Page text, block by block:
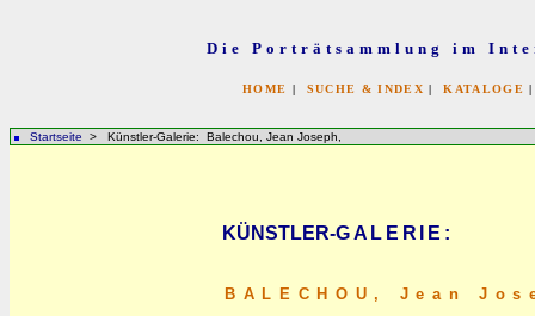
Die Porträtsammlung im
HOME | SUCHE & INDEX |KATALOGE
Startseite > Künstler-Galerie: Balechou, Jean Joseph,
KÜNSTLER-GALERIE :
BALECHOU,
Jean